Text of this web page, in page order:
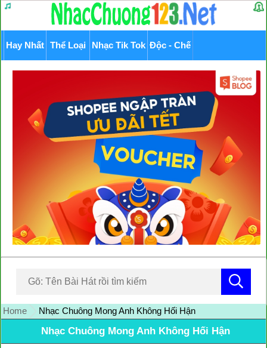
Hay Nhất Thể Loại Nhạc Tik Tok Độc - Chế
Home Nhạc Chuông Mong Anh Không Hối Hận
Nhạc Chuông Mong Anh Không Hối Hận